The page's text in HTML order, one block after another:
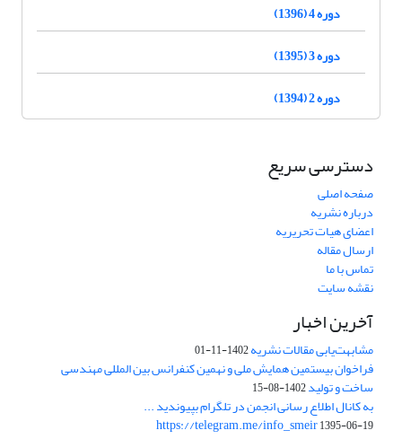
دوره 4 (1396)
دوره 3 (1395)
دوره 2 (1394)
دسترسی سریع
صفحه اصلی
درباره نشریه
اعضای هیات تحریریه
ارسال مقاله
تماس با ما
نقشه سایت
آخرین اخبار
مشابهت‌یابی مقالات نشریه1402-11-01
فراخوان بیستمین همایش ملی و نهمین کنفرانس بین المللی مهندسی
ساخت و تولید1402-08-15
به کانال اطلاع رسانی انجمن در تلگرام بپیوندید ...
https://telegram.me/info_smeir1395-06-19